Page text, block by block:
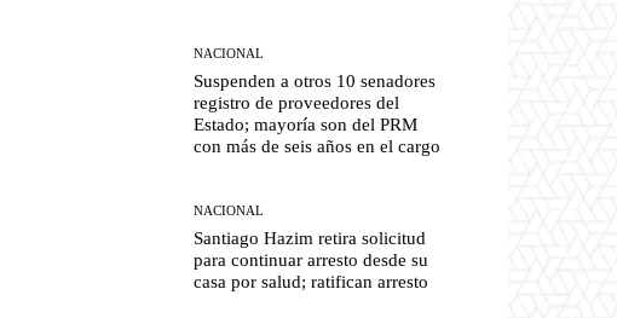
NACIONAL
Suspenden a otros 10 senadores
registro de proveedores del
Estado; mayoría son del PRM
con más de seis años en el cargo
NACIONAL
Santiago Hazim retira solicitud
para continuar arresto desde su
casa por salud; ratifican arresto